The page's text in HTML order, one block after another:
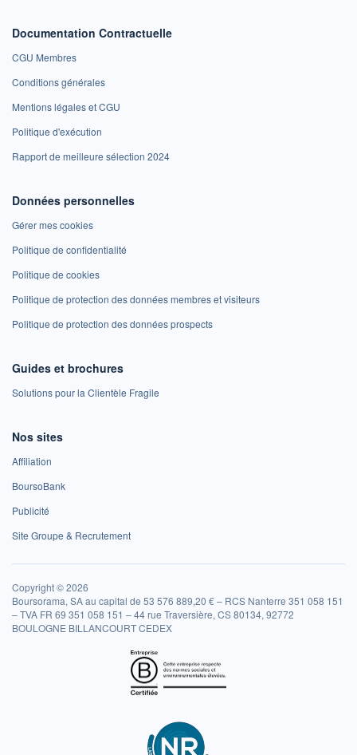
Documentation Contractuelle
CGU Membres
Conditions générales
Mentions légales et CGU
Politique d'exécution
Rapport de meilleure sélection 2024
Données personnelles
Gérer mes cookies
Politique de confidentialité
Politique de cookies
Politique de protection des données membres et visiteurs
Politique de protection des données prospects
Guides et brochures
Solutions pour la Clientèle Fragile
Nos sites
Affiliation
BoursoBank
Publicité
Site Groupe & Recrutement
Copyright © 2026
Boursorama, SA au capital de 53 576 889,20 € – RCS Nanterre 351 058 151
– TVA FR 69 351 058 151 – 44 rue Traversière, CS 80134, 92772
BOULOGNE BILLANCOURT CEDEX